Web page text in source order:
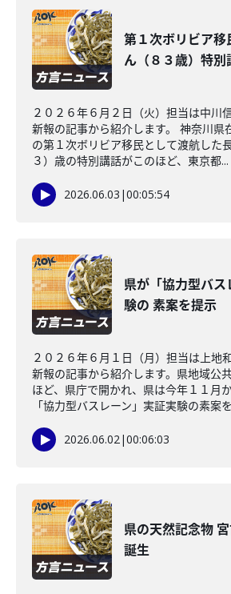
第１次ボリビア移
ん（８３歳）特別
２０２６年６月２日（火）担当は中川
新報の記事から紹介します。 神奈川県
の第１次ボリビア移民として渡航した
３）歳の特別講話がこのほど、東京都...
2026.06.03 |00:05:54
県が「協力型バス
験の 素案を提示
２０２６年６月１日（月）担当は上地
新報の記事から紹介します。県地域公
ほど、県庁で開かれ、県は今年１１月
「協力型バスレーン」実証実験の素案
2026.06.02|00:06:03
県の天然記念物
誕生